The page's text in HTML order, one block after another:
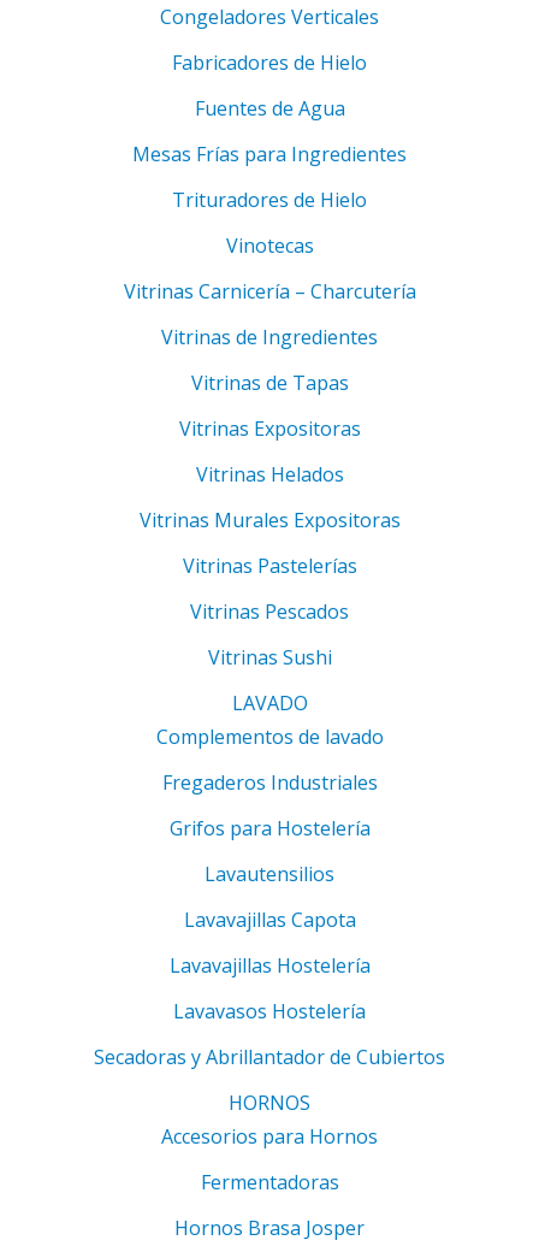
Congeladores Verticales
Fabricadores de Hielo
Fuentes de Agua
Mesas Frías para Ingredientes
Trituradores de Hielo
Vinotecas
Vitrinas Carnicería – Charcutería
Vitrinas de Ingredientes
Vitrinas de Tapas
Vitrinas Expositoras
Vitrinas Helados
Vitrinas Murales Expositoras
Vitrinas Pastelerías
Vitrinas Pescados
Vitrinas Sushi
LAVADO
Complementos de lavado
Fregaderos Industriales
Grifos para Hostelería
Lavautensilios
Lavavajillas Capota
Lavavajillas Hostelería
Lavavasos Hostelería
Secadoras y Abrillantador de Cubiertos
HORNOS
Accesorios para Hornos
Fermentadoras
Hornos Brasa Josper